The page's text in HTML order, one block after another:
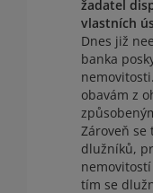
žadatel
vlastních
Dnes již
banka
obavám z
Zároveň se
dlužníků,
tím se